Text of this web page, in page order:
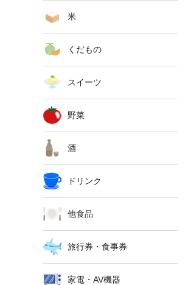
米
くだもの
スイーツ
野菜
酒
ドリンク
他食品
旅行券・食事券
家電・AV機器